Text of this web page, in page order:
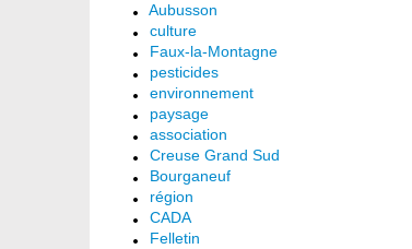
Aubusson
culture
Faux-la-Montagne
pesticides
environnement
paysage
association
Creuse Grand Sud
Bourganeuf
région
CADA
Felletin